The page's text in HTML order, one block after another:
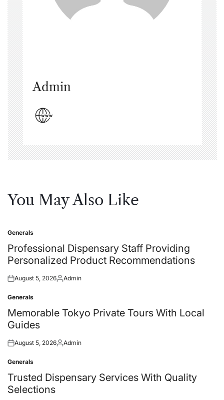
Admin
You May Also Like
Posted
in
Generals
Professional Dispensary Staff Providing
Personalized Product Recommendations
Posted
August 5, 2026Posted
Admin
Posted
in
Generals
Memorable Tokyo Private Tours With Local
Guides
Posted
August 5, 2026Posted
Admin
Posted
in
Generals
Trusted Dispensary Services With Quality
Selections